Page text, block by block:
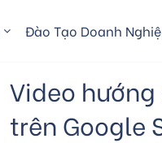
Đào Tạo Doanh
Video
trên Google